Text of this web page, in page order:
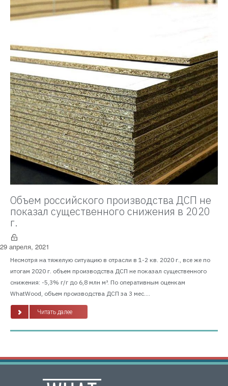
Объем российского производства ДСП не
показал существенного снижения в 2020
г.
29 апреля, 2021
Несмотря на тяжелую ситуацию в отрасли в 1-2 кв. 2020 г., все же по
итогам 2020 г. объем производства ДСП не показал существенного
снижения: -5,3% г/г до 6,8 млн м³. По оперативным оценкам
WhatWood, объем производства ДСП за 3 мес....
Читать далее